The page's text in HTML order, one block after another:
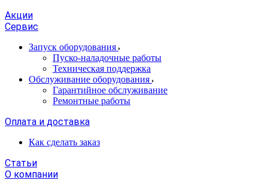
Акции
Сервис
Запуск оборудования
Пуско-наладочные работы
Техническая поддержка
Обслуживание оборудования
Гарантийное обслуживание
Ремонтные работы
Оплата и доставка
Как сделать заказ
Статьи
О компании